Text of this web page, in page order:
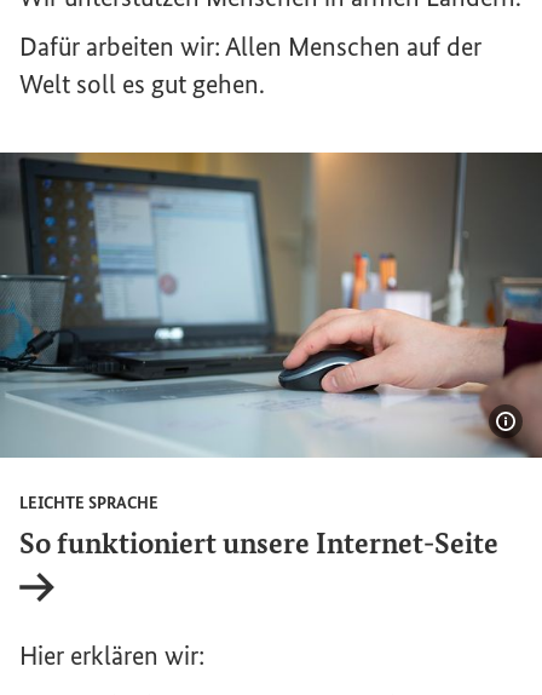
Dafür arbeiten wir: Allen Menschen auf der
Welt soll es gut gehen.
LEICHTE SPRACHE
So funktioniert unsere Internet-Seite
Hier erklären wir: